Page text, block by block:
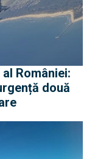
României:
două